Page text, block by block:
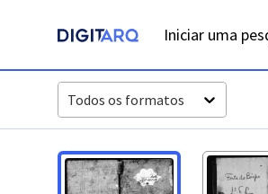
Iniciar uma
Todos os formatos